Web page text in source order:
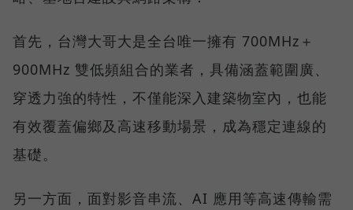
首先，台灣大哥大是全台唯一擁有 700MHz＋
900MHz 雙低頻組合的業者，具備涵蓋範圍廣、
穿透力強的特性，不僅能深入建築物室內，也能
有效覆蓋偏鄉及高速移動場景，成為穩定連線的
基礎。
另一方面，面對影音串流、AI 應用等高速傳輸需